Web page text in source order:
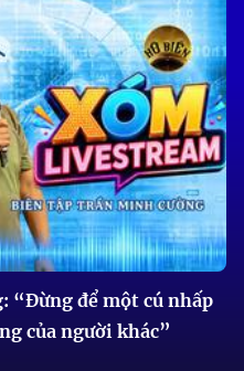
“Đừng để một cú nhấp
của người khác”